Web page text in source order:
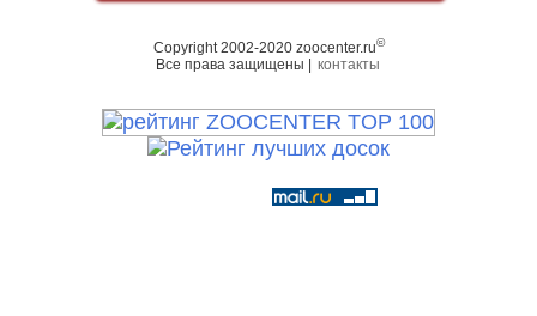
Copyright 2002-2020 zoocenter.ru©
Все права защищены | контакты